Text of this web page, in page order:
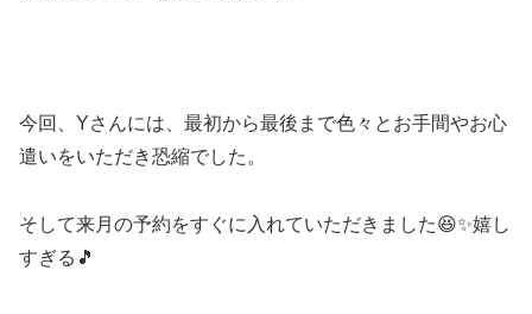
今回、Yさんには、最初から最後まで色々とお手間やお心
遣いをいただき恐縮でした。
そして来月の予約をすぐに入れていただきました😆✨嬉し
すぎる🎵